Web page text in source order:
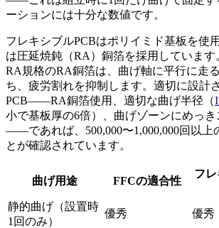
ーションには十分な数値です。
フレキシブルPCBはポリイミド基板を使
は圧延焼鈍（RA）銅箔を採用しています
RA規格のRA銅箔は、曲げ軸に平行に走
ち、疲労割れを抑制します。適切に設計
PCB——RA銅箔使用、適切な曲げ半径（
小で基板厚の6倍）、曲げゾーンにめっ
——であれば、500,000〜1,000,000回以上
とが確認されています。
曲げ用途 FFCの適合性
フ
静的曲げ（設置時
1回のみ）
優秀 優秀